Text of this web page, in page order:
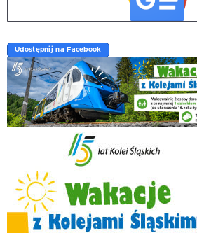
Udostępnij na Facebook